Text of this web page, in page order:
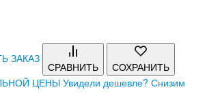
ЗАКАЗ
СРАВНИТЬ
СОХРАНИТЬ
ЦЕНЫ Увидели дешевле? Снизим